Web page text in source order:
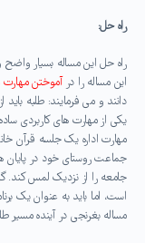
راه حل:
راه حل این مساله بسیار
این مساله را درآموختن
دانند و می فرمایند: طلبه
یکی از مهارت های کاربردی
مهارت اداره یک جلسه قرآن
جماعت روستای خود در پایان
جامعه را از نزدیک لمس کند.
است، اما باید به عنوان یک
مساله بغرنجی در آینده مسیر